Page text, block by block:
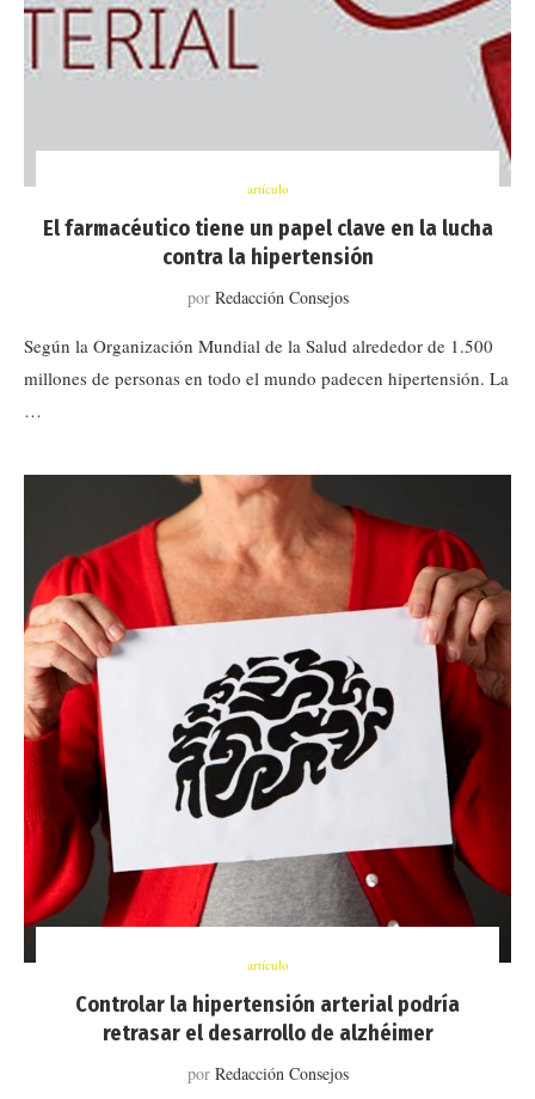
artículo
El farmacéutico tiene un papel clave en la lucha
contra la hipertensión
por Redacción Consejos
Según la Organización Mundial de la Salud alrededor de 1.500
millones de personas en todo el mundo padecen hipertensión. La
…
artículo
Controlar la hipertensión arterial podría
retrasar el desarrollo de alzhéimer
por Redacción Consejos